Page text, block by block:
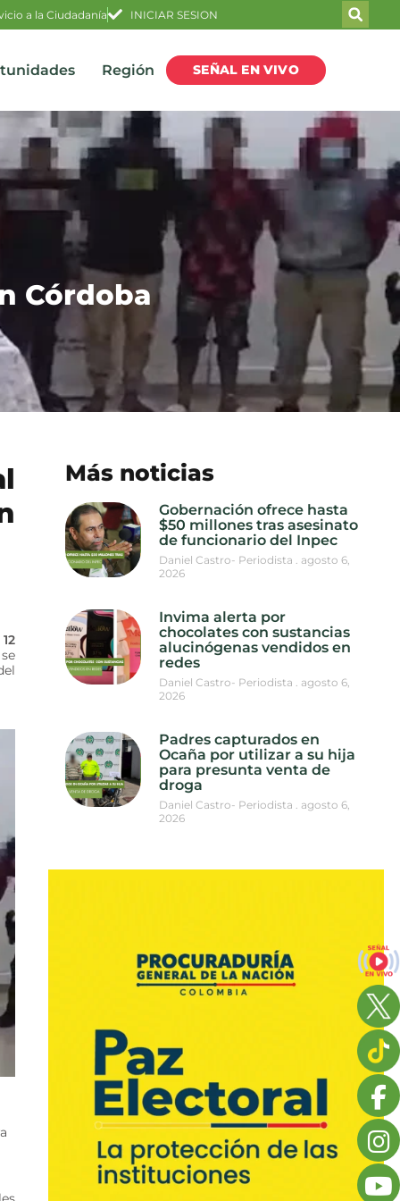
a la Ciudadanía INICIAR SESION
Región SEÑAL EN VIVO
Córdoba
Más noticias
Gobernación ofrece hasta
$50 millones tras asesinato
de funcionario del Inpec
Daniel Castro- Periodista
agosto 6,
2026
Invima alerta por
chocolates con sustancias
alucinógenas vendidos en
redes
Daniel Castro- Periodista
agosto 6,
2026
Padres capturados en
Ocaña por utilizar a su hija
para presunta venta de
droga
Daniel Castro- Periodista
agosto 6,
2026